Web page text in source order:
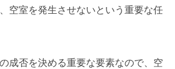
空室を発生させないという重要な任
成否を決める重要な要素なので、空